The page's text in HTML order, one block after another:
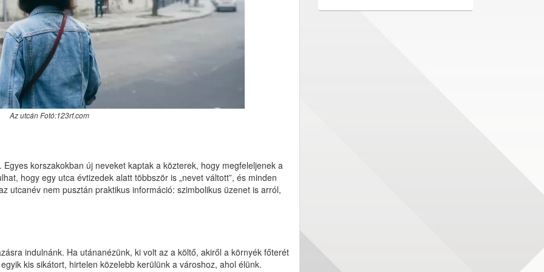
Az utcán Fotó:123rf.com
korszakokban új neveket kaptak a közterek, hogy megfeleljenek a
hogy egy utca évtizedek alatt többször is „nevet váltott”, és minden
utcanév nem pusztán praktikus információ: szimbolikus üzenet is arról,
indulnánk. Ha utánanézünk, ki volt az a költő, akiről a környék főterét
kis sikátort, hirtelen közelebb kerülünk a városhoz, ahol élünk.